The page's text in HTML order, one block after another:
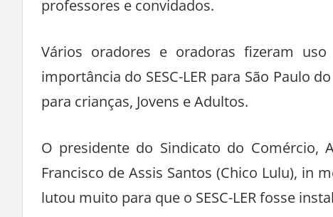
professores e convidados.
Vários oradores e oradoras fizeram
importância do SESC-LER para São Paulo
para crianças, Jovens e Adultos.
O presidente do Sindicato do Comércio,
Francisco de Assis Santos (Chico Lulu), in
lutou muito para que o SESC-LER fosse